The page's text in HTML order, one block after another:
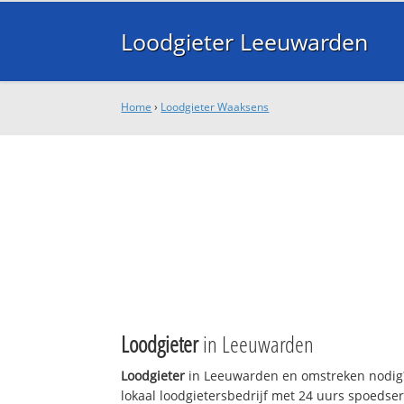
Loodgieter Leeuwarden
Home › Loodgieter Waaksens
Loodgieterin Leeuwarden
Loodgieter in Leeuwarden en omstreken
lokaal loodgietersbedrijf met 24 uurs